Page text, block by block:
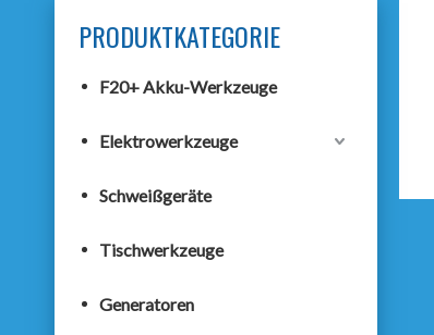
PRODUKTKATEGORIE
F20+ Akku-Werkzeuge
Elektrowerkzeuge
Schweißgeräte
Tischwerkzeuge
Generatoren